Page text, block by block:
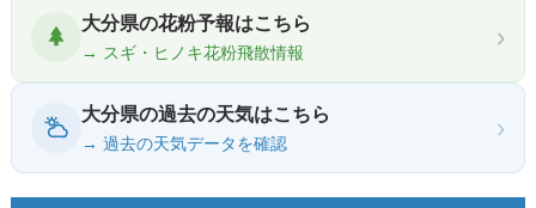
大分県の花粉予報はこちら
→ スギ・ヒノキ花粉飛散情報
›
大分県の過去の天気はこちら
→ 過去の天気データを確認
›